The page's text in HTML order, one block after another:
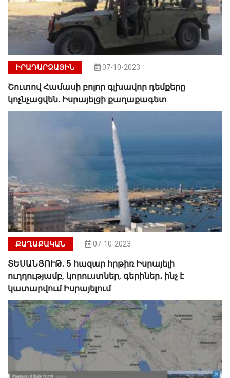
ԻՐԱԴԱՐՁԱՅԻՆ 07-10-2023
Շուտով Համասի բոլոր գլխավոր դեմքերը
կոչնչացվեն. Իսրայելցի քաղաքագետ
ՔԱՂԱՔԱԿԱՆ 07-10-2023
ՏԵՍԱՆՅՈՒԹ. 5 հազար հրթիռ Իսրայելի
ուղղությամբ, կորուստներ, գերիներ․ ինչ է
կատարվում Իսրայելում